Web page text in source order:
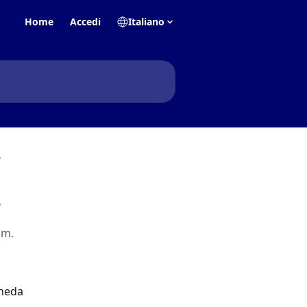
Home Accedi Italiano